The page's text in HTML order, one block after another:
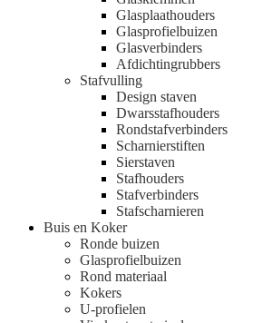
Glasplaathouders
Glasprofielbuizen
Glasverbinders
Afdichtingrubbers
Stafvulling
Design staven
Dwarsstafhouders
Rondstafverbinders
Scharnierstiften
Sierstaven
Stafhouders
Stafverbinders
Stafscharnieren
Buis en Koker
Ronde buizen
Glasprofielbuizen
Rond materiaal
Kokers
U-profielen